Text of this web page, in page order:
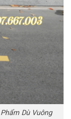
Dù Vuông